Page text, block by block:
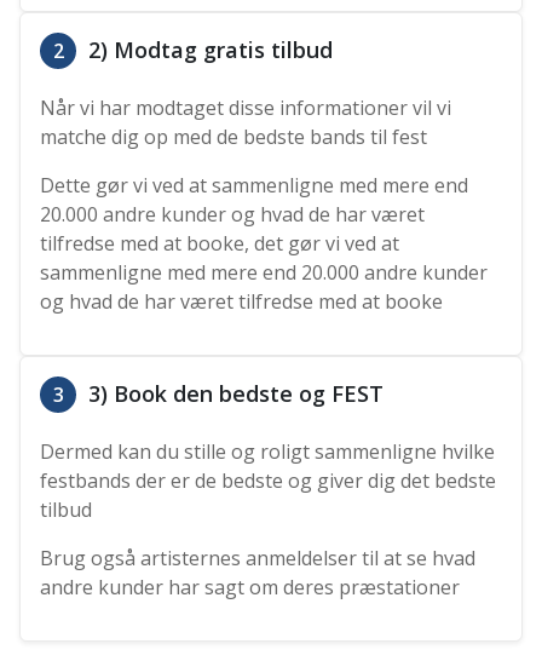
2 2) Modtag gratis tilbud
Når vi har modtaget disse informationer vil vi
matche dig op med de bedste bands til fest
Dette gør vi ved at sammenligne med mere end
20.000 andre kunder og hvad de har været
tilfredse med at booke, det gør vi ved at
sammenligne med mere end 20.000 andre kunder
og hvad de har været tilfredse med at booke
3 3) Book den bedste og FEST
Dermed kan du stille og roligt sammenligne hvilke
festbands der er de bedste og giver dig det bedste
tilbud
Brug også artisternes anmeldelser til at se hvad
andre kunder har sagt om deres præstationer